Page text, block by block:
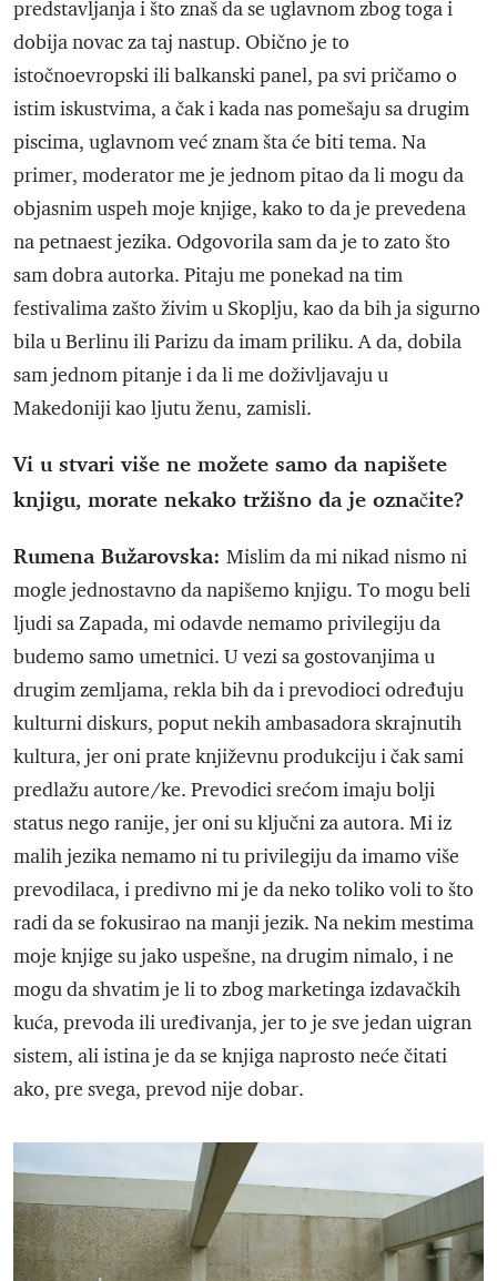
predstavljanja i što znaš da se uglavnom zbog toga i
dobija novac za taj nastup. Obično je to
istočnoevropski ili balkanski panel, pa svi pričamo o
istim iskustvima, a čak i kada nas pomešaju sa drugim
piscima, uglavnom već znam šta će biti tema. Na
primer, moderator me je jednom pitao da li mogu da
objasnim uspeh moje knjige, kako to da je prevedena
na petnaest jezika. Odgovorila sam da je to zato što
sam dobra autorka. Pitaju me ponekad na tim
festivalima zašto živim u Skoplju, kao da bih ja sigurno
bila u Berlinu ili Parizu da imam priliku. A da, dobila
sam jednom pitanje i da li me doživljavaju u
Makedoniji kao ljutu ženu, zamisli.
Vi u stvari više ne možete samo da napišete
knjigu, morate nekako tržišno da je označite?
Rumena Bužarovska: Mislim da mi nikad nismo ni
mogle jednostavno da napišemo knjigu. To mogu beli
ljudi sa Zapada, mi odavde nemamo privilegiju da
budemo samo umetnici. U vezi sa gostovanjima u
drugim zemljama, rekla bih da i prevodioci određuju
kulturni diskurs, poput nekih ambasadora skrajnutih
kultura, jer oni prate književnu produkciju i čak sami
predlažu autore/ke. Prevodici srećom imaju bolji
status nego ranije, jer oni su ključni za autora. Mi iz
malih jezika nemamo ni tu privilegiju da imamo više
prevodilaca, i predivno mi je da neko toliko voli to što
radi da se fokusirao na manji jezik. Na nekim mestima
moje knjige su jako uspešne, na drugim nimalo, i ne
mogu da shvatim je li to zbog marketinga izdavačkih
kuća, prevoda ili uređivanja, jer to je sve jedan uigran
sistem, ali istina je da se knjiga naprosto neće čitati
ako, pre svega, prevod nije dobar.